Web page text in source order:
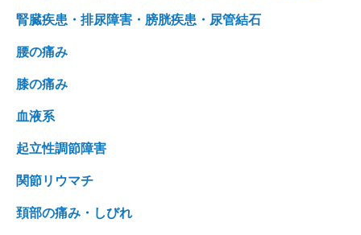
腎臓疾患・排尿障害・膀胱疾患・尿管結石
腰の痛み
膝の痛み
血液系
起立性調節障害
関節リウマチ
頚部の痛み・しびれ